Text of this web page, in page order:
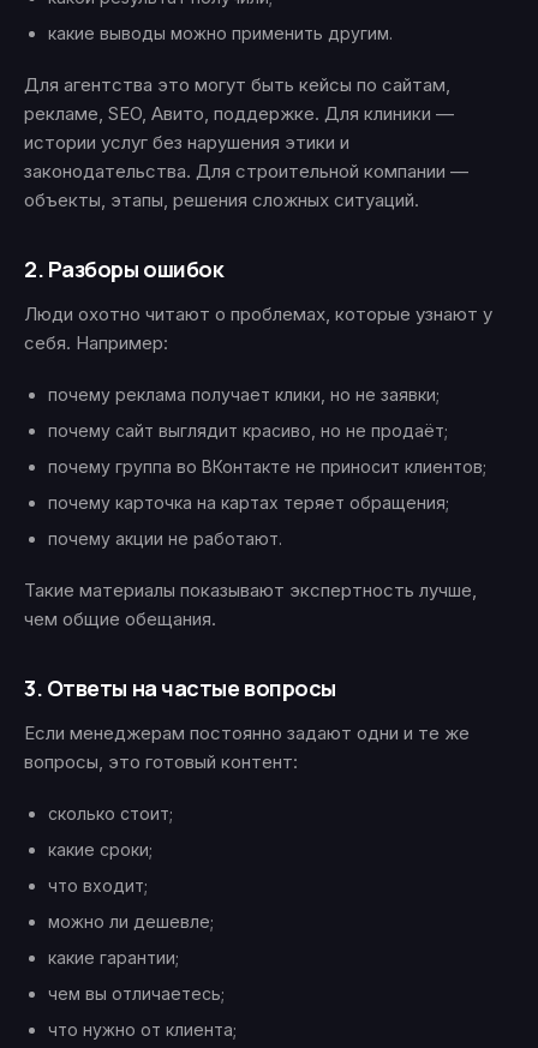
какие выводы можно применить другим.
Для агентства это могут быть кейсы по сайтам,
рекламе, SEO, Авито, поддержке. Для клиники —
истории услуг без нарушения этики и
законодательства. Для строительной компании —
объекты, этапы, решения сложных ситуаций.
2. Разборы ошибок
Люди охотно читают о проблемах, которые узнают у
себя. Например:
почему реклама получает клики, но не заявки;
почему сайт выглядит красиво, но не продаёт;
почему группа во ВКонтакте не приносит клиентов;
почему карточка на картах теряет обращения;
почему акции не работают.
Такие материалы показывают экспертность лучше,
чем общие обещания.
3. Ответы на частые вопросы
Если менеджерам постоянно задают одни и те же
вопросы, это готовый контент:
сколько стоит;
какие сроки;
что входит;
можно ли дешевле;
какие гарантии;
чем вы отличаетесь;
что нужно от клиента;